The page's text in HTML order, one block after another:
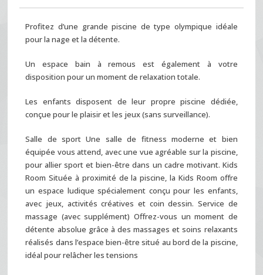
Profitez d’une grande piscine de type olympique idéale
pour la nage et la détente.
Un espace bain à remous est également à votre
disposition pour un moment de relaxation totale.
Les enfants disposent de leur propre piscine dédiée,
conçue pour le plaisir et les jeux (sans surveillance).
Salle de sport Une salle de fitness moderne et bien
équipée vous attend, avec une vue agréable sur la piscine,
pour allier sport et bien-être dans un cadre motivant. Kids
Room Située à proximité de la piscine, la Kids Room offre
un espace ludique spécialement conçu pour les enfants,
avec jeux, activités créatives et coin dessin. Service de
massage (avec supplément) Offrez-vous un moment de
détente absolue grâce à des massages et soins relaxants
réalisés dans l’espace bien-être situé au bord de la piscine,
idéal pour relâcher les tensions